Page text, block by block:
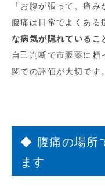
「お腹が張って、痛み
腹痛は日常でよくある
な病気が隠れているこ
自己判断で市販薬に頼
関での評価が大切です。
◆ 腹痛の場所
ます